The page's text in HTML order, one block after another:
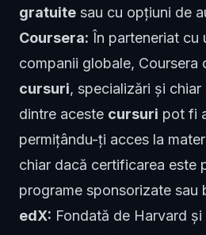
gratuite sau cu opțiuni de
Coursera: În parteneriat cu
companii globale, Coursera
cursuri, specializări și
dintre aceste cursuri pot fi
permițându-ți acces la
chiar dacă certificarea este
programe sponsorizate sau
edX: Fondată de Harvard